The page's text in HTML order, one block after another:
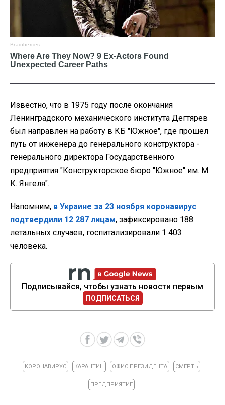
Известно, что в 1975 году после окончания
Ленинградского механического института Дегтярев
был направлен на работу в КБ "Южное", где прошел
путь от инженера до генерального конструктора -
генерального директора Государственного
предприятия "Конструкторское бюро "Южное" им. М.
К. Янгеля".
Напомним, в Украине за 23 ноября коронавирус
подтвердили 12 287 лицам, зафиксировано 188
летальных случаев, госпитализировали 1 403
человека.
Подписывайся, чтобы узнать новости первым
ПОДПИСАТЬСЯ
КОРОНАВИРУС КАРАНТИН ОФИС ПРЕЗИДЕНТА СМЕРТЬ
ПРЕДПРИЯТИЕ